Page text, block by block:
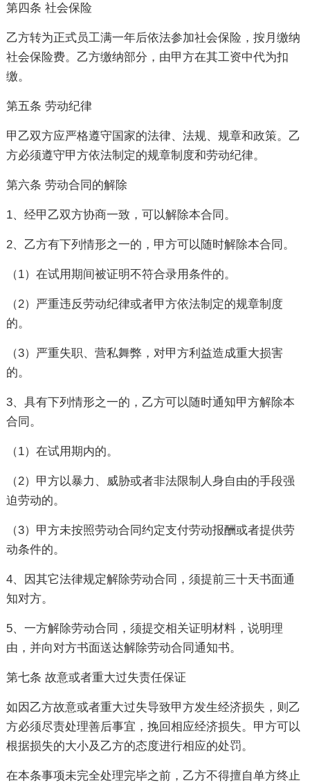
第四条 社会保险
乙方转为正式员工满一年后依法参加社会保险，按月缴纳
社会保险费。乙方缴纳部分，由甲方在其工资中代为扣
缴。
第五条 劳动纪律
甲乙双方应严格遵守国家的法律、法规、规章和政策。乙
方必须遵守甲方依法制定的规章制度和劳动纪律。
第六条 劳动合同的解除
1、经甲乙双方协商一致，可以解除本合同。
2、乙方有下列情形之一的，甲方可以随时解除本合同。
（1）在试用期间被证明不符合录用条件的。
（2）严重违反劳动纪律或者甲方依法制定的规章制度
的。
（3）严重失职、营私舞弊，对甲方利益造成重大损害
的。
3、具有下列情形之一的，乙方可以随时通知甲方解除本
合同。
（1）在试用期内的。
（2）甲方以暴力、威胁或者非法限制人身自由的手段强
迫劳动的。
（3）甲方未按照劳动合同约定支付劳动报酬或者提供劳
动条件的。
4、因其它法律规定解除劳动合同，须提前三十天书面通
知对方。
5、一方解除劳动合同，须提交相关证明材料，说明理
由，并向对方书面送达解除劳动合同通知书。
第七条 故意或者重大过失责任保证
如因乙方故意或者重大过失导致甲方发生经济损失，则乙
方必须尽责处理善后事宜，挽回相应经济损失。甲方可以
根据损失的大小及乙方的态度进行相应的处罚。
在本条事项未完全处理完毕之前，乙方不得擅自单方终止